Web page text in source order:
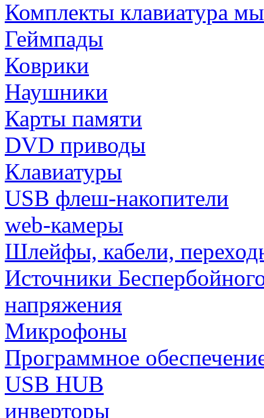
Комплекты клавиатура
Геймпады
Коврики
Наушники
Карты памяти
DVD приводы
Клавиатуры
USB флеш-накопители
web-камеры
Шлейфы, кабели,
Источники
напряжения
Микрофоны
Программное
USB HUB
инверторы